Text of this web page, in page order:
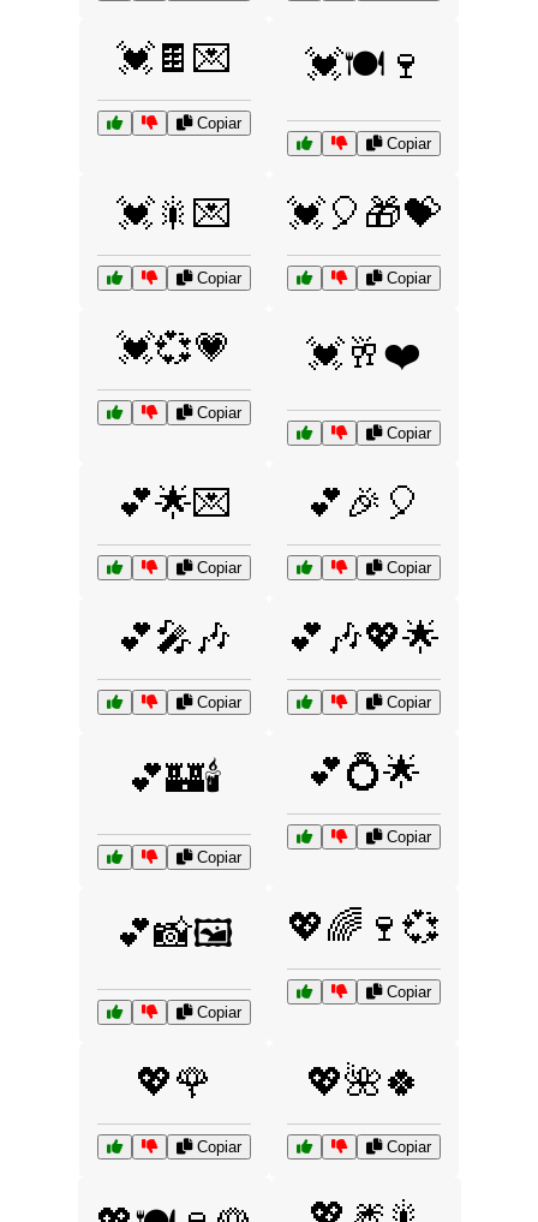
💓🍫💌
Copiar
💓🍽️🍷
Copiar
💓🎇💌
Copiar
💓🎈🎁💝
Copiar
💓💞💗
Copiar
💓🥂❤️
Copiar
💕🌟💌
Copiar
💕🎉🎈
Copiar
💕🎤🎶
Copiar
💕🎶💖🌟
Copiar
💕🏰🕯️
Copiar
💕💍🌟
Copiar
💕📸🖼️
Copiar
💖🌈🍷💞
Copiar
💖🌹
Copiar
💖🌺🍀
Copiar